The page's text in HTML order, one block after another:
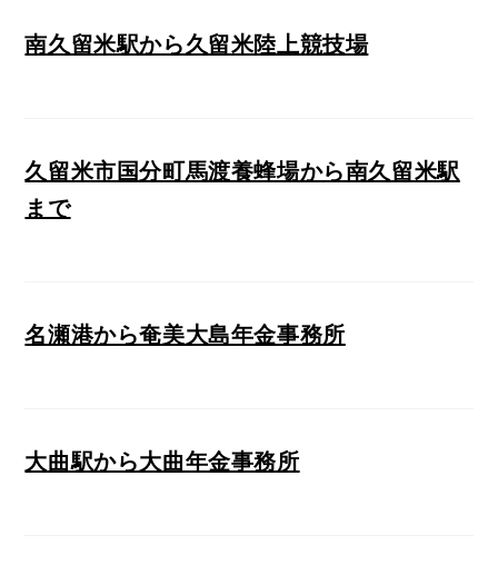
南久留米駅から久留米陸上競技場
久留米市国分町馬渡養蜂場から南久留米駅
まで
名瀬港から奄美大島年金事務所
大曲駅から大曲年金事務所